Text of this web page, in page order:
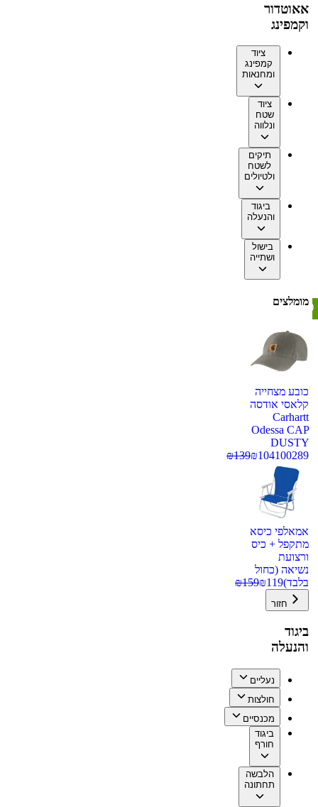
אאוטדור
וקמפינג
ציוד
קמפינג
ומחנאות
ציוד
שטח
ונלווה
תיקים
לשטח
ולטיולים
ביגוד
והנעלה
בישול
ושתייה
מומלצים
כובע מצחייה
קלאסי אודסה
Carhartt
Odessa CAP
DUSTY
100289
₪104
₪139
אמאלפי כיסא
מתקפל + כיס
ורצועת
נשיאה (כחול
בלבד)
₪119
₪159
חזור
ביגוד
והנעלה
נעליים
חולצות
מכנסיים
ביגוד
חורף
הלבשה
תחתונה